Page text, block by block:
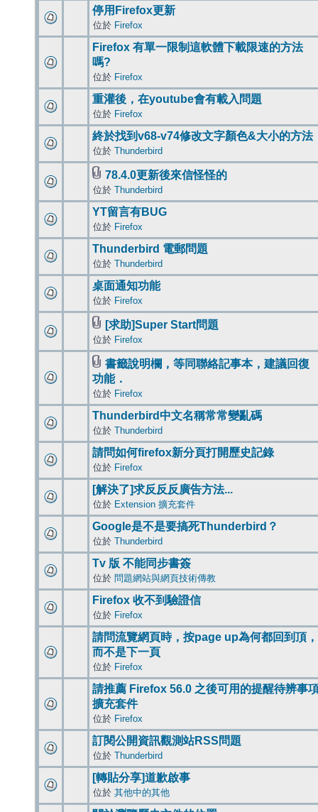
停用Firefox更新
位於 Firefox
Firefox 有單一限制這軟體下載限速的方法
嗎?
位於 Firefox
重灌後，在youtube會有載入問題
位於 Firefox
終於找到v68-v74修改文字顏色&大小的方法
位於 Thunderbird
78.4.0更新後來信怪怪的
位於 Thunderbird
YT留言有BUG
位於 Firefox
Thunderbird 電郵問題
位於 Thunderbird
桌面通知功能
位於 Firefox
[求助]Super Start問題
位於 Firefox
書籤說明欄，等同聯絡記事本，建議回復
功能．
位於 Firefox
Thunderbird中文名稱常常變亂碼
位於 Thunderbird
請問如何firefox新分頁打開歷史記錄
位於 Firefox
[解決了]求反反反廣告方法...
位於 Extension 擴充套件
Google是不是要搞死Thunderbird？
位於 Thunderbird
Tv 版 不能同步書簽
位於 問題網站與網頁技術傳教
Firefox 收不到驗證信
位於 Firefox
請問流覽網頁時，按page up為何都回到頂，
而不是下一頁
位於 Firefox
請推薦 Firefox 56.0 之後可用的提醒待辨事
擴充套件
位於 Firefox
訂閱公開資訊觀測站RSS問題
位於 Thunderbird
[轉貼分享]道歉啟事
位於 其他中的其他